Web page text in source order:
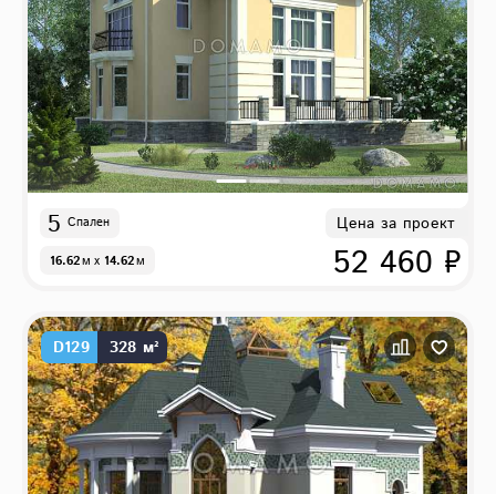
5 Спален
16.62м x 14.62м
Цена за проект
52 460 ₽
D129 328 м²